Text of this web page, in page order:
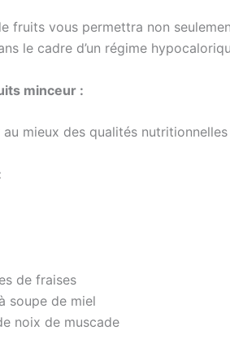
fruits vous permettra non
le cadre d’un régime
minceur :
mieux des qualités
de fraises
soupe de miel
noix de muscade